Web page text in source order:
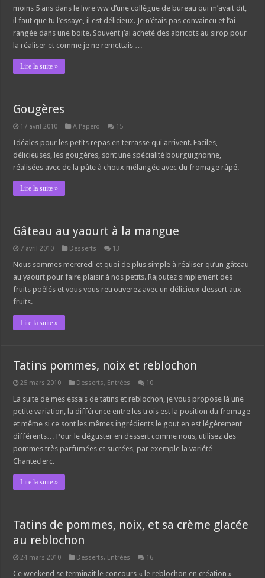
moins 5 ans dans le livre ww d’une collègue de bureau qui m’avait dit,
il faut que tu l’essaye, il est délicieux. Je n’étais pas convaincu et l’ai
rangée dans une boite. Souvent j’ai acheté des abricots au sirop pour
la réaliser et comme je ne remettais …
Lire la suite »
Gougères
17 avril 2010 A l'apéro 15
Idéales pour les petits repas en terrasse qui arrivent. Faciles,
délicieuses, les gougères, sont une spécialité bourguignonne,
réalisées avec de la pâte à choux mélangée avec du fromage râpé.
Lire la suite »
Gâteau au yaourt à la mangue
7 avril 2010 Desserts 13
Nous sommes mercredi et quoi de plus simple à réaliser qu’un gâteau
au yaourt pour faire plaisir à nos petits. Rajoutez simplement des
fruits poêlés et vous vous retrouverez avec un délicieux dessert aux
fruits.
Lire la suite »
Tatins pommes, noix et reblochon
25 mars 2010 Desserts, Entrées 10
La suite de mes essais de tatins et reblochon, je vous propose là une
petite variation, la différence entre les trois est la position du fromage
et même si ce sont les mêmes ingrédients le gout en est légèrement
différents… Pour le déguster en dessert comme nous, utilisez des
pommes très parfumées et sucrées, par exemple la variété
Chanteclerc.
Lire la suite »
Tatins de pommes, noix, et sa crème glacée
au reblochon
24 mars 2010 Desserts, Entrées 16
Ce weekend se terminait le concours « le reblochon en création »